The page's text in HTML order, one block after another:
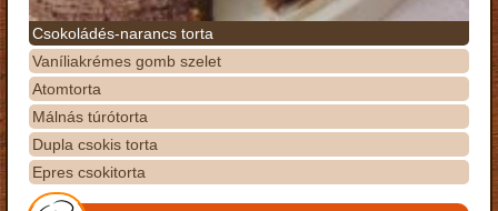
Csokoládés-narancs torta
Vaníliakrémes gomb szelet
Atomtorta
Málnás túrótorta
Dupla csokis torta
Epres csokitorta